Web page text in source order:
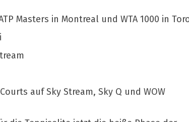
Masters in Montreal und WTA 1000 in
auf Sky Stream, Sky Q und WOW